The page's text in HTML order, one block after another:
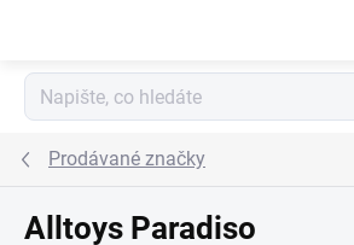
Prodávané značky
Alltoys Paradiso